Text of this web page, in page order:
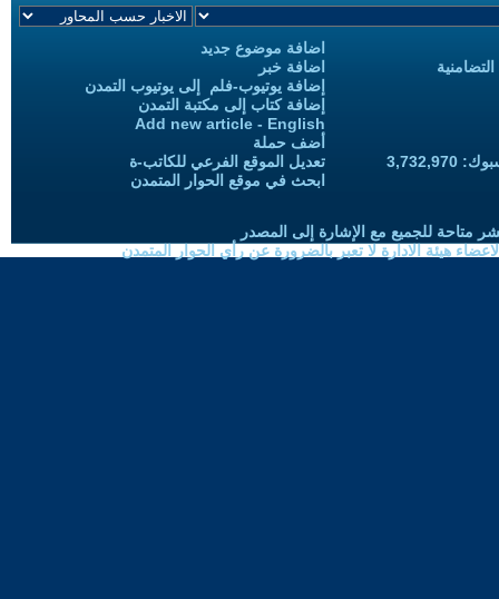
اضافة موضوع جديد
اضافة خبر
إضافة يوتيوب-فلم إلى يوتيوب التمدن
إضافة كتاب إلى مكتبة التمدن
Add new article - English
أضف حملة
تعديل الموقع الفرعي للكاتب-ة
ابحث في موقع الحوار المتمدن
متاحة للجميع مع الإشارة إلى المصدر
هيئة الادارة لا تعبر بالضرورة عن رأي الحوار المتمدن